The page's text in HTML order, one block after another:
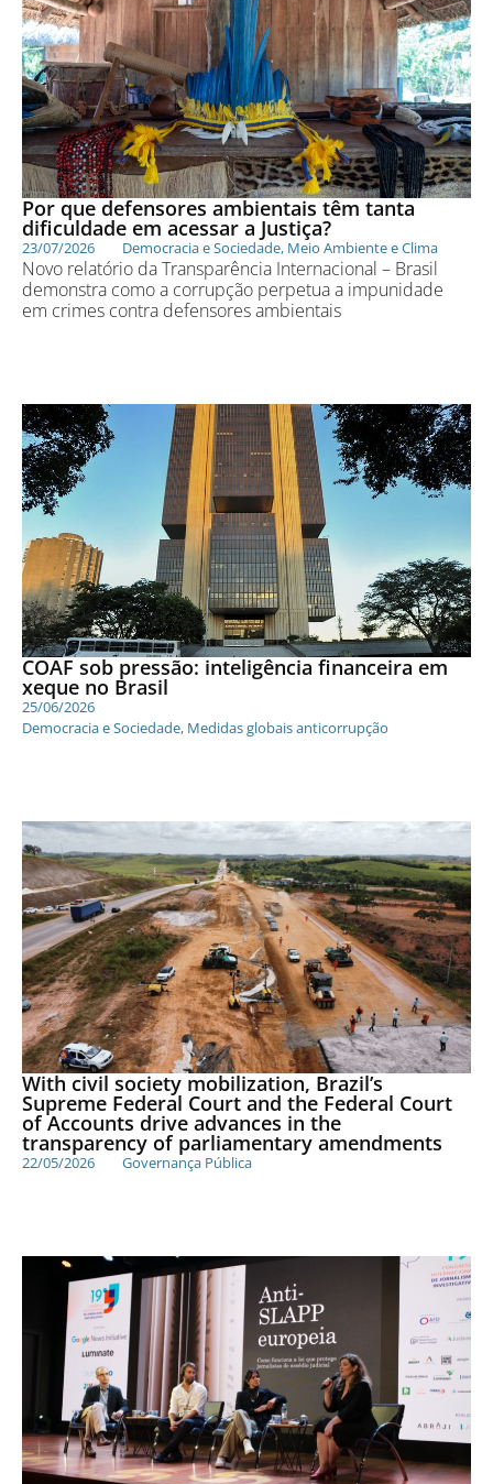
Por que defensores ambientais têm tanta
dificuldade em acessar a Justiça?
23/07/2026 Democracia e Sociedade, Meio Ambiente e Clima
Novo relatório da Transparência Internacional – Brasil
demonstra como a corrupção perpetua a impunidade
em crimes contra defensores ambientais
COAF sob pressão: inteligência financeira em
xeque no Brasil
25/06/2026
Democracia e Sociedade, Medidas globais anticorrupção
With civil society mobilization, Brazil’s
Supreme Federal Court and the Federal Court
of Accounts drive advances in the
transparency of parliamentary amendments
22/05/2026 Governança Pública